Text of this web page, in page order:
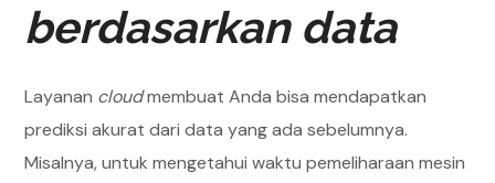
berdasarkan data
Layanan cloudmembuat Anda bisa mendapatkan
prediksi akurat dari data yang ada sebelumnya.
Misalnya, untuk mengetahui waktu pemeliharaan mesin